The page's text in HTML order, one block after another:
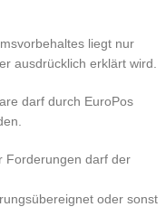
liegt nur
ausdrücklich erklärt wird.
darf durch EuroPos
Forderungen darf der
oder sonst